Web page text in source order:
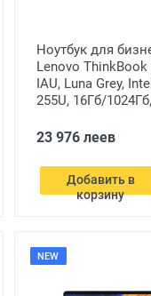
Ноутбук для
Lenovo ThinkBook
IAU, Luna Grey,
255U, 16Гб/
23 976 леев
Добавить в
корзину
NEW